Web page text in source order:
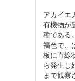
アカイエ
有機物が
種である
褐色で、
板に直線
ら発生し
まで観察